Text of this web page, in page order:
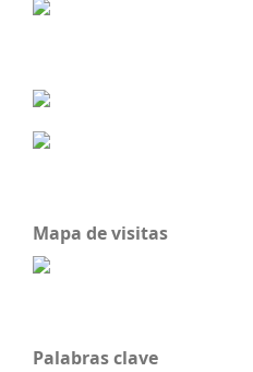
Mapa de visitas
Palabras clave